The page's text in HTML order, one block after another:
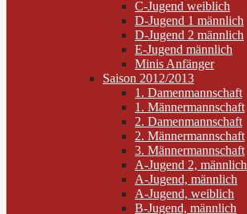
C-Jugend weiblich
D-Jugend 1 männlich
D-Jugend 2 männlich
E-Jugend männlich
Minis Anfänger
Saison 2012/2013
1. Damenmannschaft
1. Männermannschaft
2. Damenmannschaft
2. Männermannschaft
3. Männermannschaft
A-Jugend 2, männlich
A-Jugend, männlich
A-Jugend, weiblich
B-Jugend, männlich